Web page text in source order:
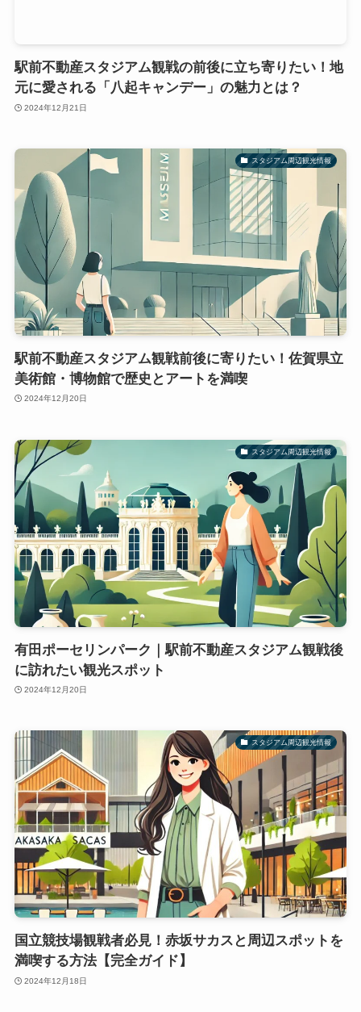
駅前不動産スタジアム観戦の前後に立ち寄りたい！地
元に愛される「八起キャンデー」の魅力とは？
2024年12月21日
スタジアム周辺観光情報
駅前不動産スタジアム観戦前後に寄りたい！佐賀県立
美術館・博物館で歴史とアートを満喫
2024年12月20日
スタジアム周辺観光情報
有田ポーセリンパーク｜駅前不動産スタジアム観戦後
に訪れたい観光スポット
2024年12月20日
スタジアム周辺観光情報
国立競技場観戦者必見！赤坂サカスと周辺スポットを
満喫する方法【完全ガイド】
2024年12月18日